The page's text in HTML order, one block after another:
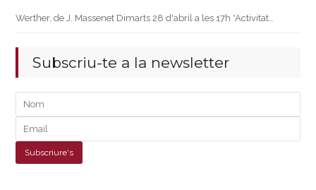
Werther, de J. Massenet Dimarts 28 d'abril a les 17h *Activitat…
Subscriu-te a la newsletter